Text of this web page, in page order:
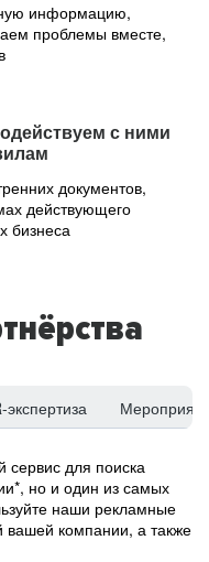
информацию,
проблемы вместе,
с ними
документов,
действующего
бизнеса
экспертиза
сервис для поиска
но и один из самых
наши рекламные
компании, а также